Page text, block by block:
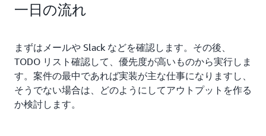
一日の流れ
まずはメールや Slack などを確認します。その後、
TODO リスト確認して、優先度が高いものから実行しま
す。案件の最中であれば実装が主な仕事になりますし、
そうでない場合は、どのようにしてアウトプットを作る
か検討します。